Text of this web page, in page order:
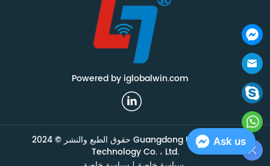
Powered by iglobalwin.com
حقوق الطبع والنشر © 2024 Guangdong Union Smart
Technology Co. ، Ltd.
Ask us